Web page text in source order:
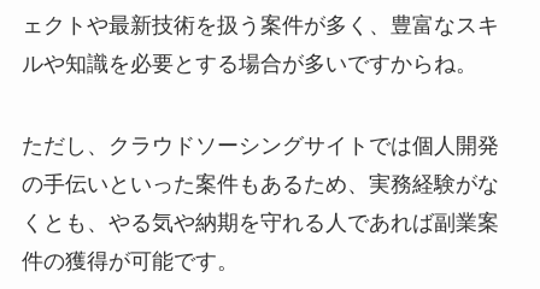
ェクトや最新技術を扱う案件が多く、豊富なスキ
ルや知識を必要とする場合が多いですからね。
ただし、クラウドソーシングサイトでは個人開発
の手伝いといった案件もあるため、実務経験がな
くとも、やる気や納期を守れる人であれば副業案
件の獲得が可能です。